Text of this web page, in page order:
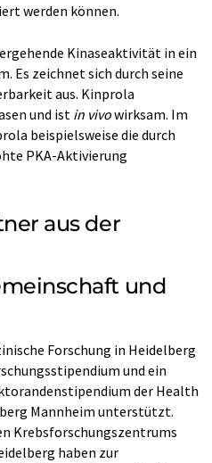
werden können.
Kinaseaktivität in ein
Es zeichnet sich durch seine
aus. Kinprola
und ist in vivowirksam. Im
beispielsweise die durch
PKA-Aktivierung
aus der
und
Forschung in Heidelberg
und ein
der Health
Mannheim unterstützt.
Krebsforschungszentrums
haben zur